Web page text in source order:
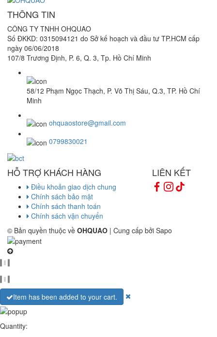
THÔNG TIN
CÔNG TY TNHH OHQUAO
Số ĐKKD: 0315094121 do Sở kế hoạch và đầu tư TP.HCM cấp
ngày 06/06/2018
107/8 Trương Định, P. 6, Q. 3, Tp. Hồ Chí Minh
58/12 Phạm Ngọc Thạch, P. Võ Thị Sáu, Q.3, TP. Hồ Chí
Minh
ohquaostore@gmail.com
0799830021
HỖ TRỢ KHÁCH HÀNG
Điều khoản giao dịch chung
Chính sách bảo mật
Chính sách thanh toán
Chính sách vận chuyển
LIÊN KẾT
© Bản quyền thuộc về OHQUAO | Cung cấp bởi Sapo
Item has been added to your cart.
Quantity: